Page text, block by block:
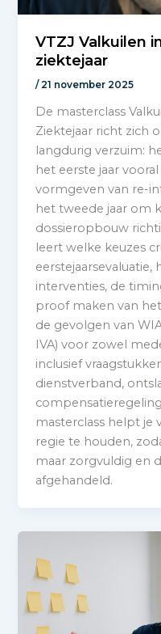
VTZJ Valkuilen
ziektejaar
/21 november 2025
De masterclass
Ziektejaar richt zich
langdurig verzuim:
het eerste jaar
vormgeven van re-
het tweede jaar om
dossieropbouw
leert welke keuzes
eerstejaarsevaluatie,
interventies, de
proof maken van
de gevolgen van
IVA) voor zowel
inclusief
dienstverband,
masterclass helpt je
regie te houden,
maar zorgvuldig en
afgehandeld.